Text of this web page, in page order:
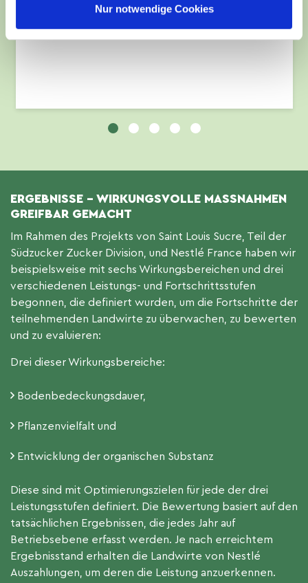
Nur notwendige Cookies
Diversifizierte Fruchtfolgen und
verlängerte Bodenbedeckung
1 2 3 4 5
ERGEBNISSE – WIRKUNGSVOLLE MASSNAHMEN G
REIFBAR GEMACHT
Im Rahmen des Projekts von Saint Louis Sucre, Teil der
Südzucker Zucker Division, und Nestlé France haben wir
beispielsweise mit sechs Wirkungsbereichen und drei
verschiedenen Leistungs- und Fortschrittsstufen
begonnen, die definiert wurden, um die Fortschritte der
teilnehmenden Landwirte zu überwachen, zu bewerten
und zu evaluieren:
Drei dieser Wirkungsbereiche:
Bodenbedeckungsdauer,
Pflanzenvielfalt und
Entwicklung der organischen Substanz
Diese sind mit Optimierungszielen für jede der drei
Leistungsstufen definiert. Die Bewertung basiert auf den
tatsächlichen Ergebnissen, die jedes Jahr auf
Betriebsebene erfasst werden. Je nach erreichtem
Ergebnisstand erhalten die Landwirte von Nestlé
Auszahlungen, um deren die Leistung anzuerkennen.